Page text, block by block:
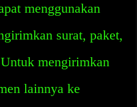
menggunakan
surat, paket,
mengirimkan
lainnya ke